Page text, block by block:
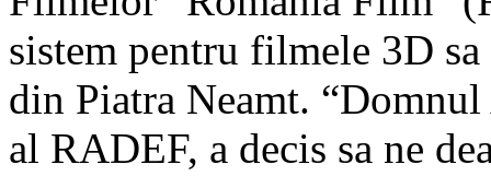
sistem pentru filmele 3D
din Piatra Neamt.
al RADEF, a decis sa ne